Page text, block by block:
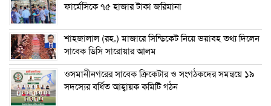
ফার্মেসিকে ৭৫ হাজার টাকা জরিমানা
শাহজালাল (রহ.) মাজারে সিন্ডিকেট নিয়ে ভয়াবহ তথ্য দিলেন
সাবেক ডিসি সারোয়ার আলম
ওসমানীনগরের সাবেক ক্রিকেটার ও সংগঠকদের সমন্বয়ে ১৯
সদস্যের বর্ধিত আহ্বায়ক কমিটি গঠন